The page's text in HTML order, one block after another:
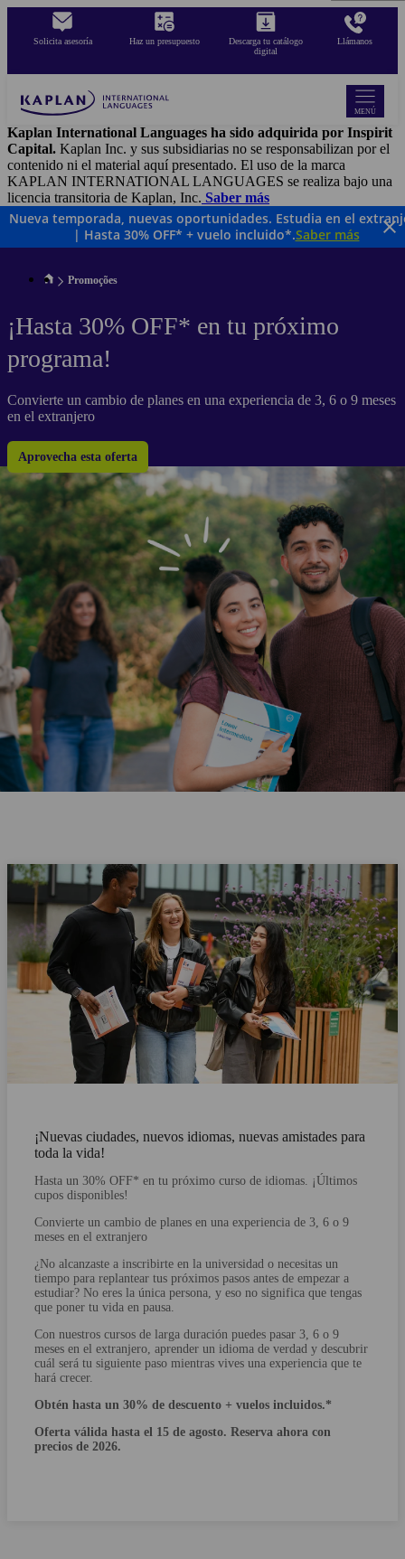
contenido
Solicita asesoría Haz un presupuesto
Descarga tu catálogo
digital
Llámanos
MENÚ
Kaplan International Languages ha sido adquirida por Inspirit
Capital. Kaplan Inc. y sus subsidiarias no se responsabilizan por el
contenido ni el material aquí presentado. El uso de la marca
KAPLAN INTERNATIONAL LANGUAGES se realiza bajo una
licencia transitoria de Kaplan, Inc. Saber más
Nueva temporada, nuevas oportunidades. Estudia en el
| Hasta 30% OFF* + vuelo incluido*.Saber más
Promoções
¡Hasta 30% OFF* en tu próximo
programa!
Convierte un cambio de planes en una experiencia de 3, 6 o 9 meses
en el extranjero
Aprovecha esta oferta
¡Nuevas ciudades, nuevos idiomas, nuevas amistades para
toda la vida!
Hasta un 30% OFF* en tu próximo curso de idiomas. ¡Últimos
cupos disponibles!
Convierte un cambio de planes en una experiencia de 3, 6 o 9
meses en el extranjero
¿No alcanzaste a inscribirte en la universidad o necesitas un
tiempo para replantear tus próximos pasos antes de empezar a
estudiar? No eres la única persona, y eso no significa que tengas
que poner tu vida en pausa.
Con nuestros cursos de larga duración puedes pasar 3, 6 o 9
meses en el extranjero, aprender un idioma de verdad y descubrir
cuál será tu siguiente paso mientras vives una experiencia que te
hará crecer.
Obtén hasta un 30% de descuento + vuelos incluidos.*
Oferta válida hasta el 15 de agosto. Reserva ahora con
precios de 2026.